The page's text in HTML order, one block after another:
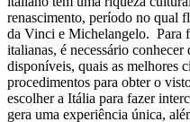
renascimento, período no qual
da Vinci e Michelangelo. Para
italianas, é necessário
disponíveis, quais as melhores
procedimentos para obter o
escolher a Itália para fazer
gera uma experiência única,